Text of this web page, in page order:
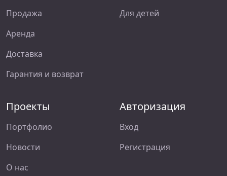
Продажа
Аренда
Доставка
Гарантия и возврат
Для детей
Проекты
Портфолио
Новости
О нас
Авторизация
Вход
Регистрация